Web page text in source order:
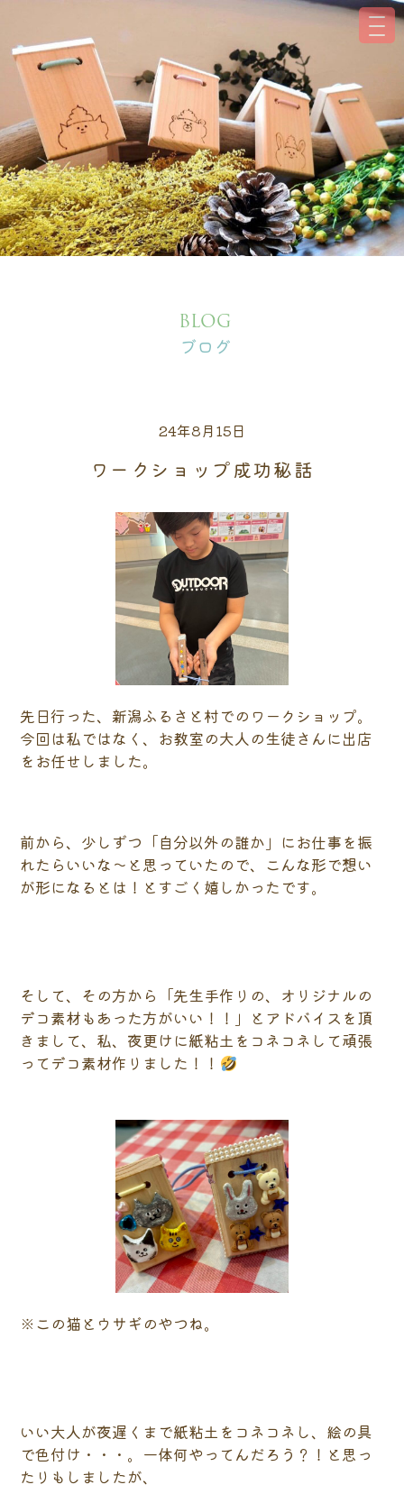
BLOG
ブログ
24年8月15日
ワークショップ成功秘話
先日行った、新潟ふるさと村でのワークショップ。
今回は私ではなく、お教室の大人の生徒さんに出店
をお任せしました。
前から、少しずつ「自分以外の誰か」にお仕事を振
れたらいいな〜と思っていたので、こんな形で想い
が形になるとは！とすごく嬉しかったです。
そして、その方から「先生手作りの、オリジナルの
デコ素材もあった方がいい！！」とアドバイスを頂
きまして、私、夜更けに紙粘土をコネコネして頑張
ってデコ素材作りました！！
※この猫とウサギのやつね。
いい大人が夜遅くまで紙粘土をコネコネし、絵の具
で色付け・・・。一体何やってんだろう？！と思っ
たりもしましたが、